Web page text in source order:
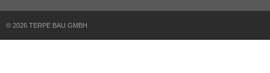
© 2026 TERPE BAU GMBH